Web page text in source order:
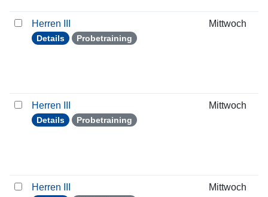
Herren III
Details Probetraining
Mittwoch
Herren III
Details Probetraining
Mittwoch
Herren III Mittwoch